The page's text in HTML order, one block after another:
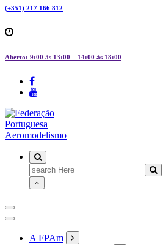
(+351) 217 166 812
Aberto: 9:00 às 13:00 – 14:00 às 18:00
FPAM
Search
for:
A FPAm